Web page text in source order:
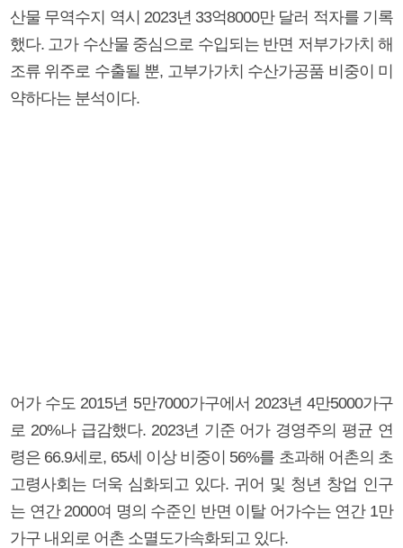
산물 무역수지 역시 2023년 33억8000만 달러 적자를 기록
했다. 고가 수산물 중심으로 수입되는 반면 저부가가치 해
조류 위주로 수출될 뿐, 고부가가치 수산가공품 비중이 미
약하다는 분석이다.
어가 수도 2015년 5만7000가구에서 2023년 4만5000가구
로 20%나 급감했다. 2023년 기준 어가 경영주의 평균 연
령은 66.9세로, 65세 이상 비중이 56%를 초과해 어촌의 초
고령사회는 더욱 심화되고 있다. 귀어 및 청년 창업 인구
는 연간 2000여 명의 수준인 반면 이탈 어가수는 연간 1만
가구 내외로 어촌 소멸도가속화되고 있다.